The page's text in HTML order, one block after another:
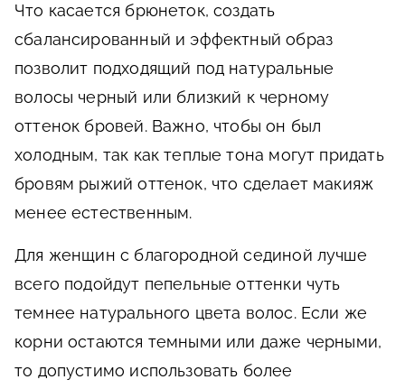
Что касается брюнеток, создать
сбалансированный и эффектный образ
позволит подходящий под натуральные
волосы черный или близкий к черному
оттенок бровей. Важно, чтобы он был
холодным, так как теплые тона могут придать
бровям рыжий оттенок, что сделает макияж
менее естественным.
Для женщин с благородной сединой лучше
всего подойдут пепельные оттенки чуть
темнее натурального цвета волос. Если же
корни остаются темными или даже черными,
то допустимо использовать более